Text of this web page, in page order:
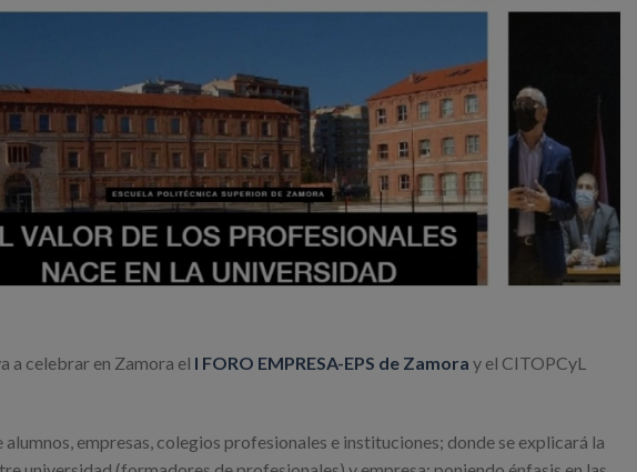
a celebrar en Zamora el I FORO EMPRESA-EPS de Zamora y el CITOPCyL
alumnos, empresas, colegios profesionales e instituciones; donde se explicará la